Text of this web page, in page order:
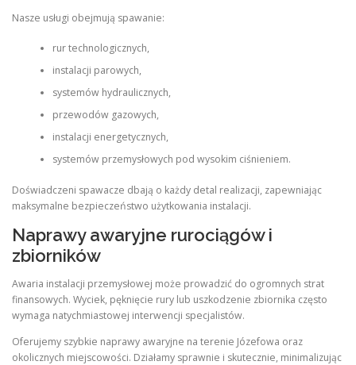
Nasze usługi obejmują spawanie:
rur technologicznych,
instalacji parowych,
systemów hydraulicznych,
przewodów gazowych,
instalacji energetycznych,
systemów przemysłowych pod wysokim ciśnieniem.
Doświadczeni spawacze dbają o każdy detal realizacji, zapewniając
maksymalne bezpieczeństwo użytkowania instalacji.
Naprawy awaryjne rurociągów i
zbiorników
Awaria instalacji przemysłowej może prowadzić do ogromnych strat
finansowych. Wyciek, pęknięcie rury lub uszkodzenie zbiornika często
wymaga natychmiastowej interwencji specjalistów.
Oferujemy szybkie naprawy awaryjne na terenie Józefowa oraz
okolicznych miejscowości. Działamy sprawnie i skutecznie, minimalizując